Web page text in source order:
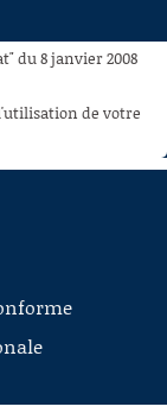
du 8 janvier 2008
de votre